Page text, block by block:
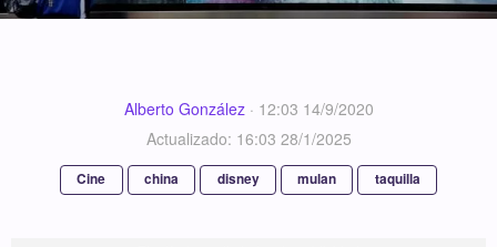
Alberto González· 12:03 14/9/2020
Actualizado: 16:03 28/1/2025
Cine china disney mulan taquilla